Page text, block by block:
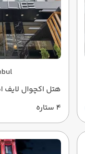
هتل اکچوال لایف
4 ستاره